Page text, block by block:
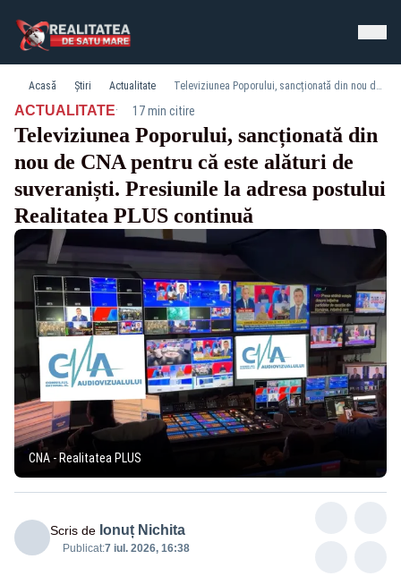
Acasă Știri Actualitate Televiziunea Poporului, sancționată din nou de CNA pentru că este alături de suveraniști. Presiunile la adresa postului Realitatea PLUS continuă
ACTUALITATE· 17 min citire
Televiziunea Poporului, sancționată din
nou de CNA pentru că este alături de
suveraniști. Presiunile la adresa postului
Realitatea PLUS continuă
CNA - Realitatea PLUS
Scris de Ionuț Nichita
Publicat:7 iul. 2026, 16:38